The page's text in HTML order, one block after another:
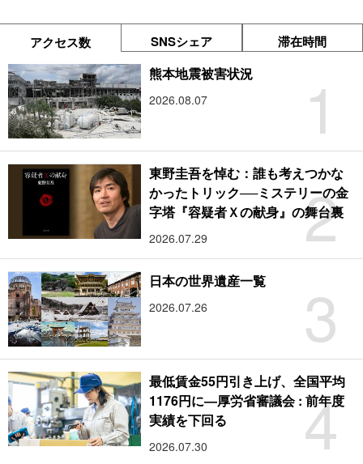
アクセス数 SNSシェア 滞在時間
1
熊本地震被害状況
2026.08.07
2
東野圭吾を悼む：誰も考えつかな
かったトリック──ミステリーの金
字塔『容疑者Ｘの献身』の舞台裏
2026.07.29
3
日本の世界遺産一覧
2026.07.26
4
最低賃金55円引き上げ、全国平均
1176円に―厚労省審議会 : 前年度
実績を下回る
2026.07.30